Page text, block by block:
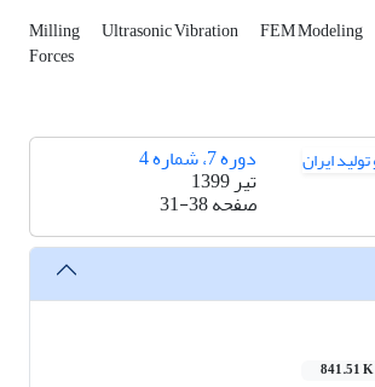
Milling Ultrasonic Vibration FEM Modeling
Forces
دوره 7، شماره 4
تیر 1399
صفحه31-38
841.51 K